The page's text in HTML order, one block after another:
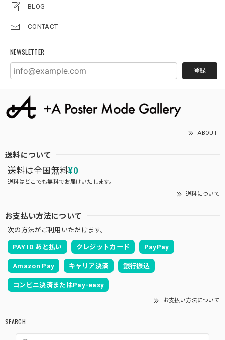
BLOG
CONTACT
NEWSLETTER
登録
ABOUT
送料について
送料は全国無料¥0
送料はどこでも無料でお届けいたします。
送料について
お支払い方法について
次の方法がご利用いただけます。
PAY ID あと払い クレジットカード PayPay
Amazon Pay キャリア決済 銀行振込
コンビニ決済またはPay-easy
お支払い方法について
SEARCH